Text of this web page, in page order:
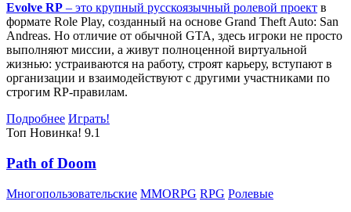
Evolve RP – это крупный русскоязычный ролевой проект в
формате Role Play, созданный на основе Grand Theft Auto: San
Andreas. Но отличие от обычной GTA, здесь игроки не просто
выполняют миссии, а живут полноценной виртуальной
жизнью: устраиваются на работу, строят карьеру, вступают в
организации и взаимодействуют с другими участниками по
строгим RP-правилам.
Подробнее Играть!
Топ Новинка! 9.1
Path of Doom
Многопользовательские MMORPG RPG Ролевые